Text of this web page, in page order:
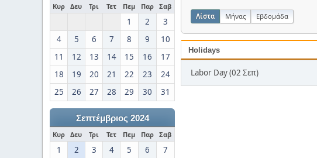
Κυρ Δευ Τρι Τετ Πεμ Παρ Σαβ
1 2
3
4
5 6 7 8 9
10
11
12 13 14 15 16
17
18
19 20 21 22 23
24
25
26 27 28 29 30 31
Σεπτέμβριος 2024
Κυρ Δευ Τρι Τετ Πεμ Παρ Σαβ
1 2 3 4 5 6
7
Λίστα Μήνας Εβδομάδα
Holidays
Labor Day (02 Σεπ)